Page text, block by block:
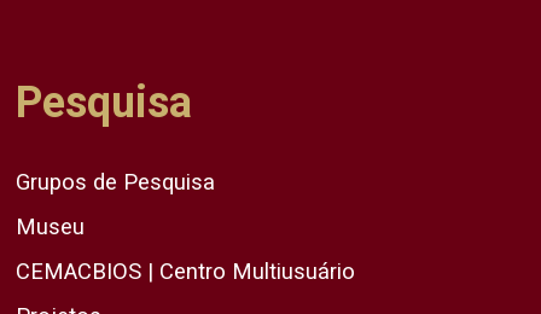
Pesquisa
Grupos de Pesquisa
Museu
CEMACBIOS | Centro Multiusuário